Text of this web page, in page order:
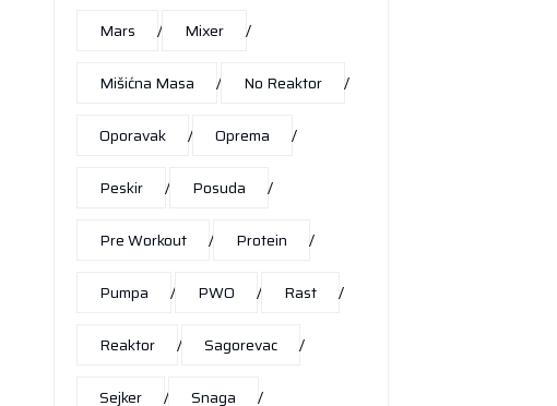
Mars Mixer
Mišićna Masa No Reaktor
Oporavak Oprema
Peskir Posuda
Pre Workout Protein
Pumpa PWO Rast
Reaktor Sagorevac
Sejker Snaga